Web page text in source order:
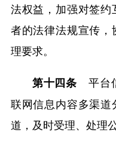
法权益，加强对签
者的法律法规宣传
理要求。
第十四条 平台
联网信息内容多渠
道，及时受理、处理